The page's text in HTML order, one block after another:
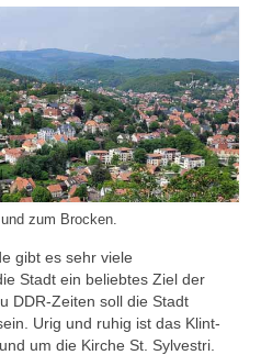
zum Brocken.
gibt es sehr viele
Stadt ein beliebtes Ziel der
DDR-Zeiten soll die Stadt
Urig und ruhig ist das Klint-
um die Kirche St. Sylvestri.